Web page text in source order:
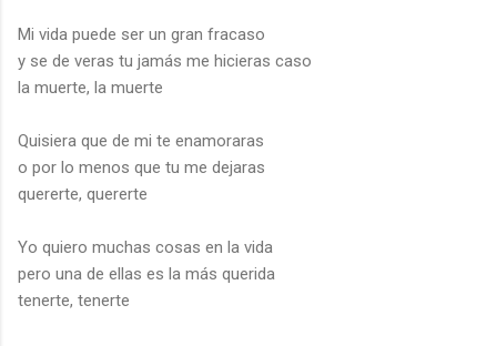
Mi vida puede ser un gran fracaso
y se de veras tu jamás me hicieras caso
la muerte, la muerte
Quisiera que de mi te enamoraras
o por lo menos que tu me dejaras
quererte, quererte
Yo quiero muchas cosas en la vida
pero una de ellas es la más querida
tenerte, tenerte